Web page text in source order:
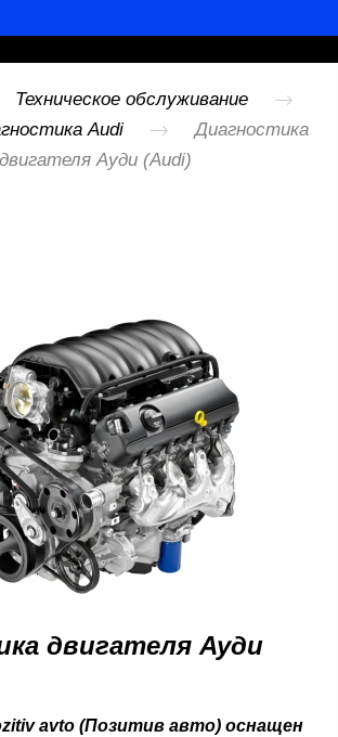
Техническое обслуживание
Audi
Диагностика
двигателя Ауди (Audi)
двигателя Ауди
avto (Позитив авто) оснащен